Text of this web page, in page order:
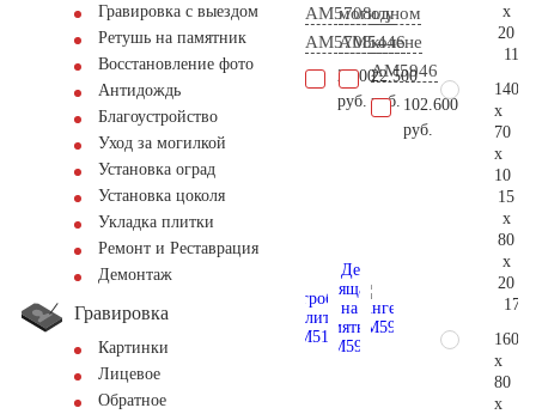
Гравировка с выездом
Ретушь на памятник
Восстановление фото
Антидождь
Благоустройство
Уход за могилкой
Установка оград
Установка цоколя
Укладка плитки
Ремонт и Реставрация
Демонтаж
Гравировка
Картинки
Лицевое
Обратное
АМ5708
AM5708
2.200
руб.
могилу
AM5446
22.500
руб.
одном
колене
AM5946
102.600
руб.
x
20
140
x
70
x
10
15
x
80
x
20
160
x
80
x